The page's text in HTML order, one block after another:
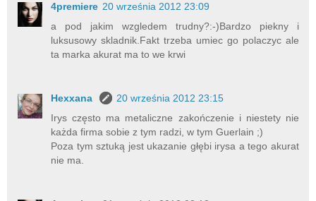
4premiere 20 września 2012 23:09
a pod jakim wzgledem trudny?:-)Bardzo piekny i
luksusowy skladnik.Fakt trzeba umiec go polaczyc ale
ta marka akurat ma to we krwi
Hexxana
20 września 2012 23:15
Irys często ma metaliczne zakończenie i niestety nie
każda firma sobie z tym radzi, w tym Guerlain ;)
Poza tym sztuką jest ukazanie głębi irysa a tego akurat
nie ma.